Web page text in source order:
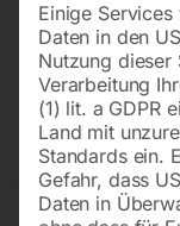
Einige
Daten in den
Nutzung dieser
Verarbeitung
(1) lit. a GDPR
Land mit
Standards ein.
Gefahr, dass
Daten in